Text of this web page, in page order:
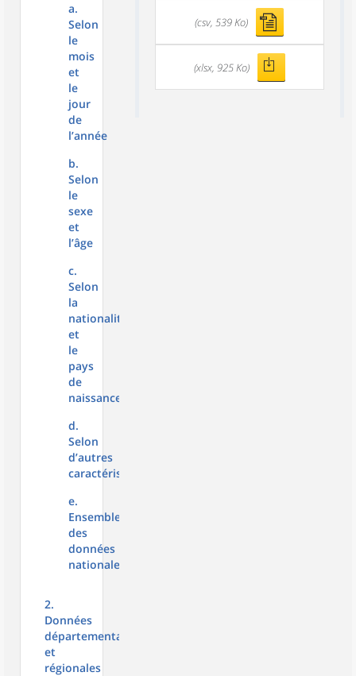
a.
Selon
le
mois
et
le
jour
de
l’année
b.
Selon
le
sexe
et
l’âge
c.
Selon
la
nationalité
et
le
pays
de
naissance
d.
Selon
d’autres
caractéristiques
e.
Ensemble
des
données
nationales
2.
Données
départementales
et
régionales
(csv, 539 Ko)
(xlsx, 925 Ko)